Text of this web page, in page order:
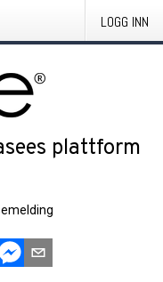
LOGG INN
plattform